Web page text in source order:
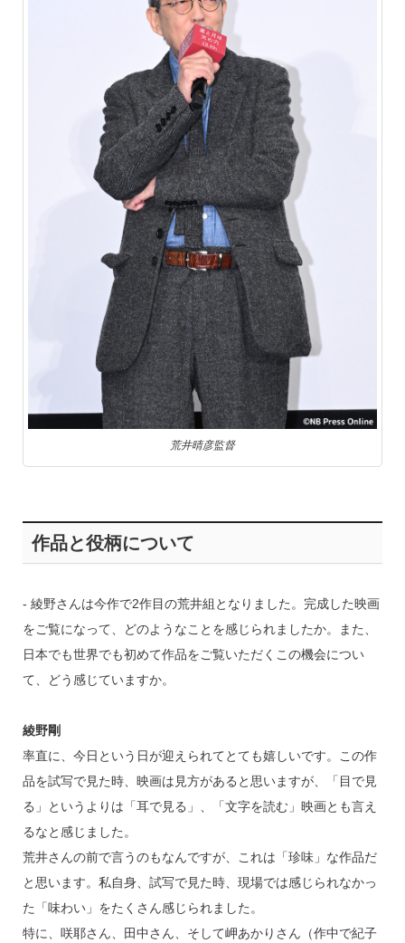
荒井晴彦監督
作品と役柄について
‐ 綾野さんは今作で2作目の荒井組となりました。完成した映画
をご覧になって、どのようなことを感じられましたか。また、
日本でも世界でも初めて作品をご覧いただくこの機会につい
て、どう感じていますか。
綾野剛
率直に、今日という日が迎えられてとても嬉しいです。この作
品を試写で見た時、映画は見方があると思いますが、「目で見
る」というよりは「耳で見る」、「文字を読む」映画とも言え
るなと感じました。
荒井さんの前で言うのもなんですが、これは「珍味」な作品だ
と思います。私自身、試写で見た時、現場では感じられなかっ
た「味わい」をたくさん感じられました。
特に、咲耶さん、田中さん、そして岬あかりさん（作中で紀子